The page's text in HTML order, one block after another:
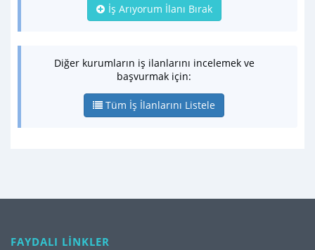
İş Arıyorum İlanı Bırak
Diğer kurumların iş ilanlarını incelemek ve
başvurmak için:
Tüm İş İlanlarını Listele
FAYDALI LİNKLER